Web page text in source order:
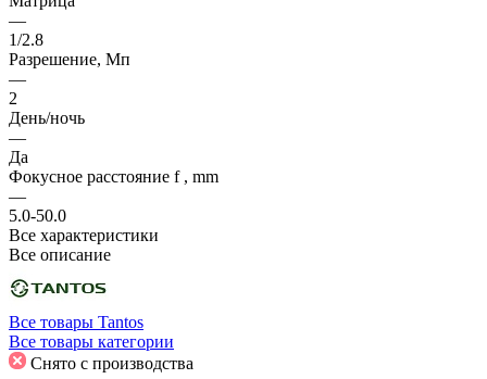
—
1/2.8
Разрешение, Мп
—
2
День/ночь
—
Да
Фокусное расстояние f , mm
—
5.0-50.0
Все характеристики
Все описание
Все товары Tantos
Все товары категории
Снято с производства